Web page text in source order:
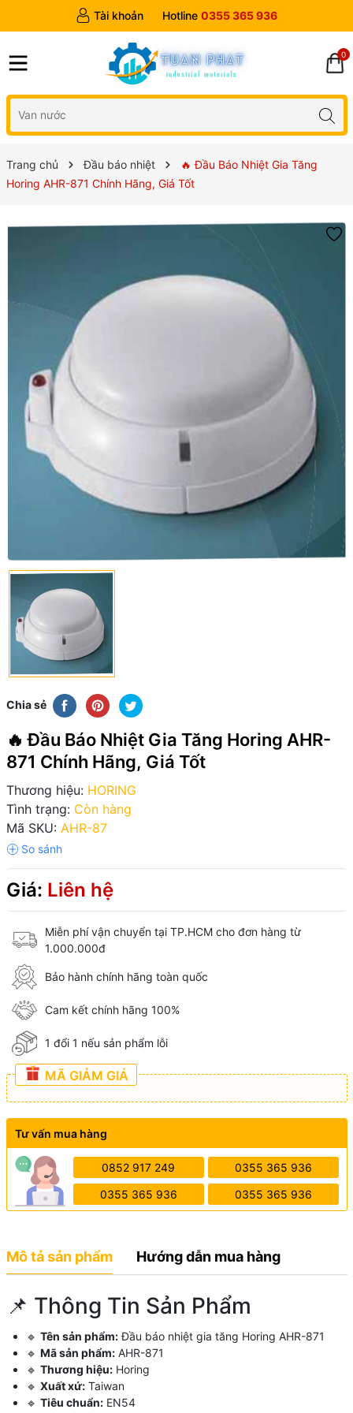
Tài khoản Hotline 0355 365 936
0
Trang chủ Đầu báo nhiệt
🔥 Đầu Báo Nhiệt Gia Tăng
Horing AHR-871 Chính Hãng, Giá Tốt
Chia sẻ
🔥 Đầu Báo Nhiệt Gia Tăng Horing AHR-
871 Chính Hãng, Giá Tốt
Thương hiệu: HORING
Tình trạng: Còn hàng
Mã SKU: AHR-87
Giá: Liên hệ
Miễn phí vận chuyển tại TP.HCM cho đơn hàng từ
1.000.000đ
Bảo hành chính hãng toàn quốc
Cam kết chính hãng 100%
1 đổi 1 nếu sản phẩm lỗi
MÃ GIẢM GIÁ
Tư vấn mua hàng
0852 917 249 0355 365 936
0355 365 936 0355 365 936
Mô tả sản phẩm Hướng dẫn mua hàng
📌 Thông Tin Sản Phẩm
🔹 Tên sản phẩm:Đầu báo nhiệt gia tăng Horing AHR-871
🔹 Mã sản phẩm:AHR-871
🔹 Thương hiệu: Horing
🔹 Xuất xứ: Taiwan
🔹 Tiêu chuẩn:EN54